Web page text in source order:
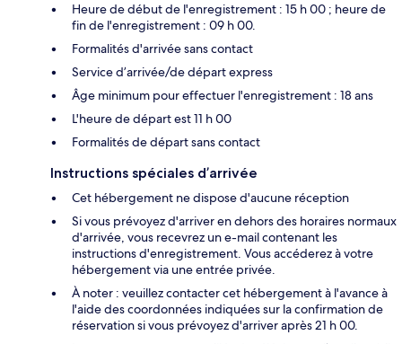
Heure de début de l'enregistrement : 15 h 00 ; heure de
fin de l'enregistrement : 09 h 00.
Formalités d'arrivée sans contact
Service d’arrivée/de départ express
Âge minimum pour effectuer l'enregistrement : 18 ans
L'heure de départ est 11 h 00
Formalités de départ sans contact
Instructions spéciales d’arrivée
Cet hébergement ne dispose d'aucune réception
Si vous prévoyez d'arriver en dehors des horaires normaux
d'arrivée, vous recevrez un e-mail contenant les
instructions d'enregistrement. Vous accéderez à votre
hébergement via une entrée privée.
À noter : veuillez contacter cet hébergement à l'avance à
l'aide des coordonnées indiquées sur la confirmation de
réservation si vous prévoyez d'arriver après 21 h 00.